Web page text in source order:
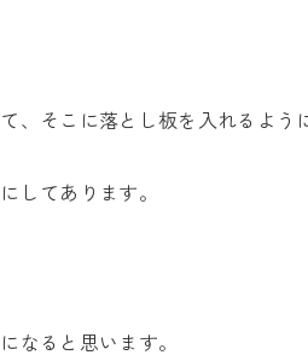
そこに落とし板を入れるよう
してあります。
なると思います。